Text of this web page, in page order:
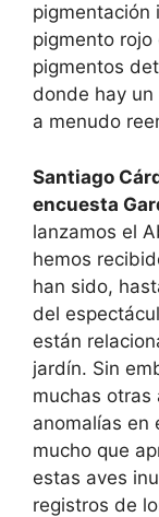
pigmentación
pigmento
pigmentos
donde hay
a menudo
Santiago
encuesta
lanzamos el
hemos
han sido,
del
están
jardín. Sin
muchas otras
anomalías en
mucho que
estas aves
registros de